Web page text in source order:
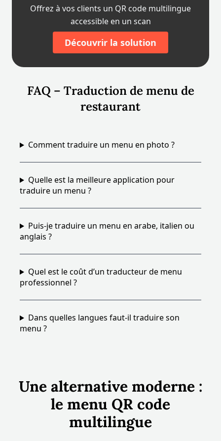
Offrez à vos clients un QR code multilingue
accessible en un scan
Découvrir la solution
FAQ – Traduction de menu de
restaurant
Comment traduire un menu en photo ?
Quelle est la meilleure application pour
traduire un menu ?
Puis-je traduire un menu en arabe, italien ou
anglais ?
Quel est le coût d’un traducteur de menu
professionnel ?
Dans quelles langues faut-il traduire son
menu ?
Une alternative moderne :
le menu QR code
multilingue